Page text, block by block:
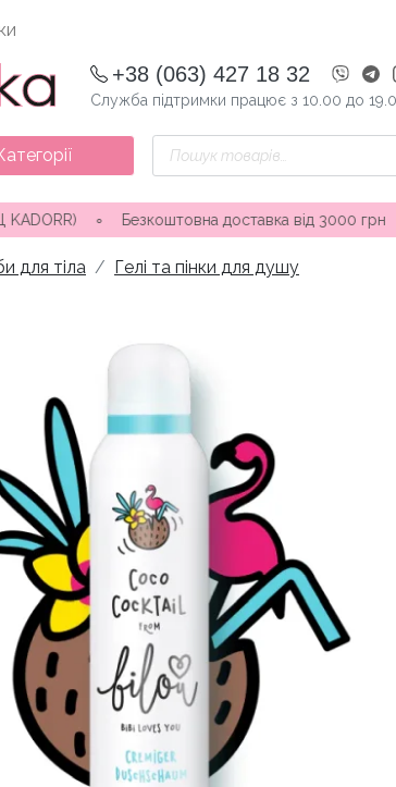
+38 (063) 427 18 32
Служба підтримки працює з 10.00 до
Пошук
товарів
∘ Безкоштовна доставка від 3000 грн∘
для тіла Гелі та пінки для душу